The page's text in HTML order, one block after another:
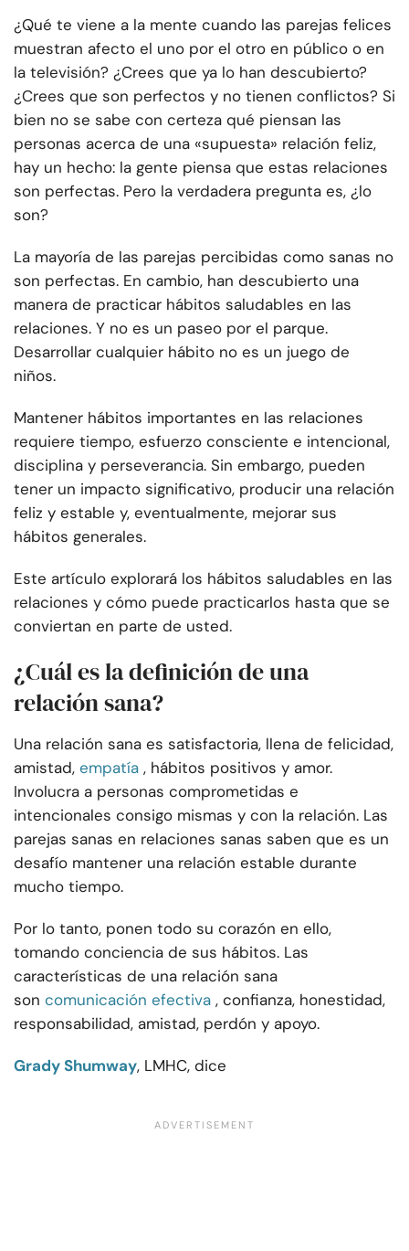
¿Qué te viene a la mente cuando las parejas felices
muestran afecto el uno por el otro en público o en
la televisión? ¿Crees que ya lo han descubierto?
¿Crees que son perfectos y no tienen conflictos? Si
bien no se sabe con certeza qué piensan las
personas acerca de una «supuesta» relación feliz,
hay un hecho: la gente piensa que estas relaciones
son perfectas. Pero la verdadera pregunta es, ¿lo
son?
La mayoría de las parejas percibidas como sanas no
son perfectas. En cambio, han descubierto una
manera de practicar hábitos saludables en las
relaciones. Y no es un paseo por el parque.
Desarrollar cualquier hábito no es un juego de
niños.
Mantener hábitos importantes en las relaciones
requiere tiempo, esfuerzo consciente e intencional,
disciplina y perseverancia. Sin embargo, pueden
tener un impacto significativo, producir una relación
feliz y estable y, eventualmente, mejorar sus
hábitos generales.
Este artículo explorará los hábitos saludables en las
relaciones y cómo puede practicarlos hasta que se
conviertan en parte de usted.
¿Cuál es la definición de una
relación sana?
Una relación sana es satisfactoria, llena de felicidad,
amistad, empatía , hábitos positivos y amor.
Involucra a personas comprometidas e
intencionales consigo mismas y con la relación. Las
parejas sanas en relaciones sanas saben que es un
desafío mantener una relación estable durante
mucho tiempo.
Por lo tanto, ponen todo su corazón en ello,
tomando conciencia de sus hábitos. Las
características de una relación sana
son comunicación efectiva , confianza, honestidad,
responsabilidad, amistad, perdón y apoyo.
Grady Shumway, LMHC, dice